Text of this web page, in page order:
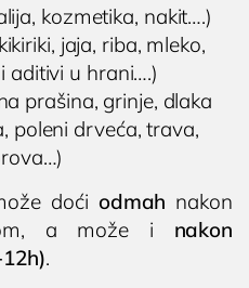
kozmetika, nakit….)
jaja, riba, mleko,
aditivi u hrani….)
prašina, grinje, dlaka
poleni drveća, trava,
doći odmah nakon
a može i nakon
.